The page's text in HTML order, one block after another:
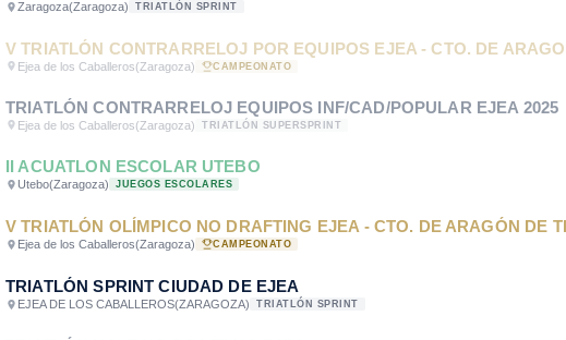
Zaragoza(Zaragoza) TRIATLÓN SPRINT
V TRIATLÓN CONTRARRELOJ POR EQUIPOS EJEA - CTO. DE
Ejea de los Caballeros(Zaragoza) CAMPEONATO
TRIATLÓN CONTRARRELOJ EQUIPOS INF/CAD/POPULAR EJEA 2025
Ejea de los Caballeros(Zaragoza) TRIATLÓN SUPERSPRINT
II ACUATLON ESCOLAR UTEBO
Utebo(Zaragoza) JUEGOS ESCOLARES
V TRIATLÓN OLÍMPICO NO DRAFTING EJEA - CTO. DE ARAGÓN DE
Ejea de los Caballeros(Zaragoza) CAMPEONATO
TRIATLÓN SPRINT CIUDAD DE EJEA
EJEA DE LOS CABALLEROS(ZARAGOZA) TRIATLÓN SPRINT